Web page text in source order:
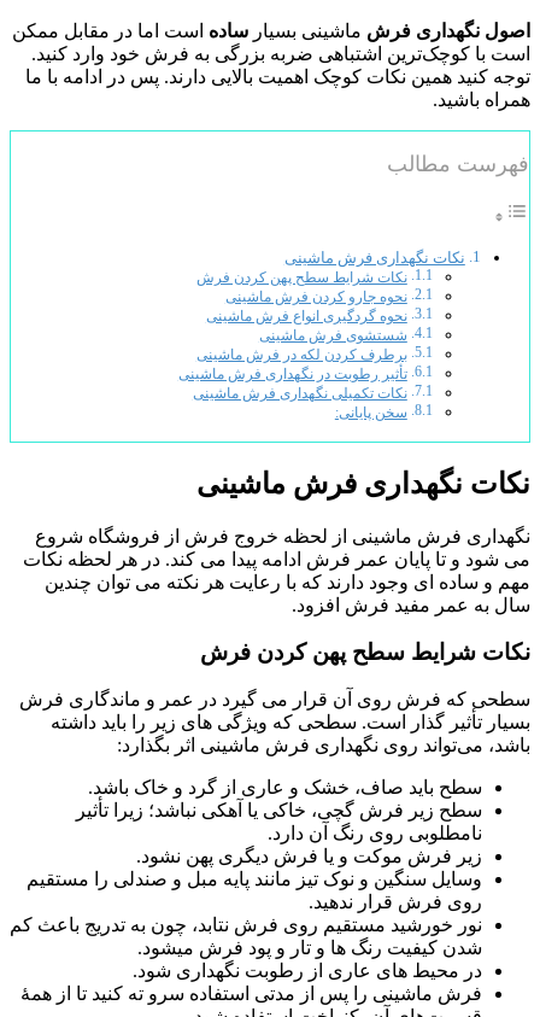
اصول نگهداری فرش ماشینی بسیار ساده است اما در مقابل ممکن
است با کوچک‌ترین اشتباهی ضربه بزرگی به فرش خود وارد کنید.
توجه کنید همین نکات کوچک اهمیت بالایی دارند. پس در ادامه با ما
همراه باشید.
فهرست مطالب
نکات نگهداری فرش ماشینی
نکات شرایط سطح پهن کردن فرش
نحوه جارو کردن فرش ماشینی
نحوه گردگیری انواع فرش ماشینی
شستشوی فرش ماشینی
برطرف کردن لکه در فرش ماشینی
تأثیر رطوبت در نگهداری فرش ماشینی
نکات تکمیلی نگهداری فرش ماشینی
سخن پایانی:
نکات نگهداری فرش ماشینی
نگهداری فرش ماشینی از لحظه خروج فرش از فروشگاه شروع
می شود و تا پایان عمر فرش ادامه پیدا می کند. در هر لحظه نکات
مهم و ساده ای وجود دارند که با رعایت هر نکته می توان چندین
سال به عمر مفید فرش افزود.
نکات شرایط سطح پهن کردن فرش
سطحی که فرش روی آن قرار می گیرد در عمر و ماندگاری فرش
بسیار تأثیر گذار است. سطحی که ویژگی های زیر را باید داشته
باشد، می‌تواند روی نگهداری فرش ماشینی اثر بگذارد:
سطح باید صاف، خشک و عاری از گرد و خاک باشد.
سطح زیر فرش گچی، خاکی يا آهکی نباشد؛ زیرا تأثیر
نامطلوبی روی رنگ آن دارد.
زیر فرش موکت و يا فرش ديگری پهن نشود.
وسایل سنگین و نوک تیز مانند پایه مبل و صندلی را مستقیم
روی فرش قرار ندهید.
نور خورشید مستقیم روی فرش نتابد، چون به تدریج باعث کم
شدن کیفیت رنگ ها و تار و پود فرش می­شود.
در محیط های عاری از رطوبت نگهداری شود.
فرش ماشینی را پس از مدتی استفاده سرو ته کنید تا از همهٔ